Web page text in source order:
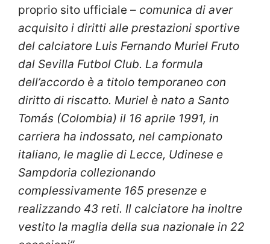
proprio sito ufficiale – comunica di aver
acquisito i diritti alle prestazioni sportive
del calciatore Luis Fernando Muriel Fruto
dal Sevilla Futbol Club. La formula
dell’accordo è a titolo temporaneo con
diritto di riscatto. Muriel è nato a Santo
Tomás (Colombia) il 16 aprile 1991, in
carriera ha indossato, nel campionato
italiano, le maglie di Lecce, Udinese e
Sampdoria collezionando
complessivamente 165 presenze e
realizzando 43 reti. Il calciatore ha inoltre
vestito la maglia della sua nazionale in 22